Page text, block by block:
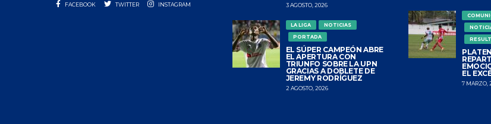
FACEBOOK TWITTER INSTAGRAM 3 AGOSTO, 2026
LA LIGA
NOTICIAS
PORTADA
EL SÚPER CAMPEÓN ABRE
EL APERTURA CON
TRIUNFO SOBRE LA UPN
GRACIAS A DOBLETE DE
JEREMY RODRÍGUEZ
2 AGOSTO, 2026
EL
7 MARZO,